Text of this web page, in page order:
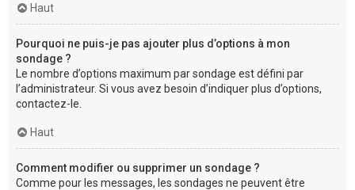
Haut
Pourquoi ne puis-je pas ajouter plus d’options à mon
sondage ?
Le nombre d’options maximum par sondage est défini par
l’administrateur. Si vous avez besoin d’indiquer plus d’options,
contactez-le.
Haut
Comment modifier ou supprimer un sondage ?
Comme pour les messages, les sondages ne peuvent être